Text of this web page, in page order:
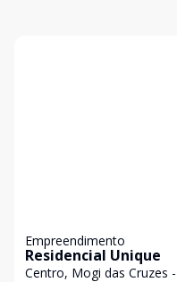
Empreendimento
Residencial Unique
Centro, Mogi das Cruzes -